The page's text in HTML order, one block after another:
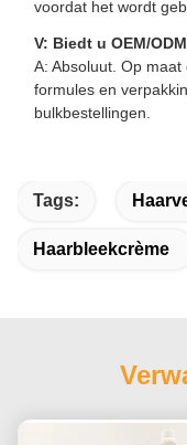
voordat het wordt
V: Biedt u OEM/
A: Absoluut. Op maat
formules en
bulkbestellingen.
Tags:
Haarbleekcrème